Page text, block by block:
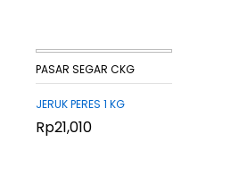
PASAR SEGAR CKG
JERUK PERES 1 KG
Rp21,010
Rp21,010